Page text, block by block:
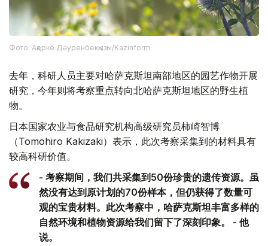
Фото: Ақерке Дәуренбекқызы/Kazinform
去年，科研人员主要对哈萨克斯坦南部地区的园艺作物开展
研究，今年则将考察重点转向北哈萨克斯坦地区的野生植
物。
日本国家农业与食品研究机构高级研究员柿崎智博
（Tomohiro Kakizaki）表示，此次考察采集到的材料具有
较高科研价值。
- 考察期间，我们共采集到50份珍贵的遗传资源。虽
然没有达到原计划的70份样本，但仍获得了数量可
观的宝贵材料。此次考察中，哈萨克斯坦丰富多样的
自然环境和植物资源给我们留下了深刻印象。 - 他
说。